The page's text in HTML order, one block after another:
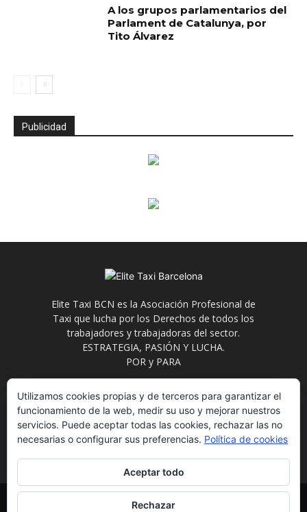
A los grupos parlamentarios del
Parlament de Catalunya, por
Tito Álvarez
Publicidad
Elite Taxi BCN es la Asociación Profesional de
Taxi que lucha por los Derechos de todos los
trabajadores y trabajadoras del sector.
ESTRATEGIA, PASIÓN Y LUCHA.
POR y PARA
Contáctanos: info@elitetaxi.taxi
Elite Social
Utilizamos cookies propias y de terceros para garantizar el
funcionamiento de la web, medir su uso y mejorar nuestros
servicios. Puede aceptar todas las cookies, rechazar las no
necesarias o configurar sus preferencias. Política de cookies
Aceptar todo
Rechazar